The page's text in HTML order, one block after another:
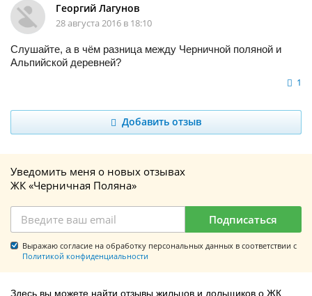
Георгий Лагунов
28 августа 2016 в 18:10
Слушайте, а в чём разница между Черничной поляной и
Альпийской деревней?
1
Добавить отзыв
Уведомить меня о новых отзывах
ЖК «Черничная Поляна»
Подписаться
Выражаю согласие на обработку персональных данных в соответствии с
Политикой конфиденциальности
Здесь вы можете найти отзывы жильцов и дольщиков о ЖК